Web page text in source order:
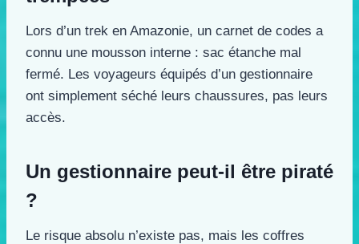
Lors d’un trek en Amazonie, un carnet de codes a
connu une mousson interne : sac étanche mal
fermé. Les voyageurs équipés d’un gestionnaire
ont simplement séché leurs chaussures, pas leurs
accès.
Un gestionnaire peut-il être piraté
?
Le risque absolu n’existe pas, mais les coffres